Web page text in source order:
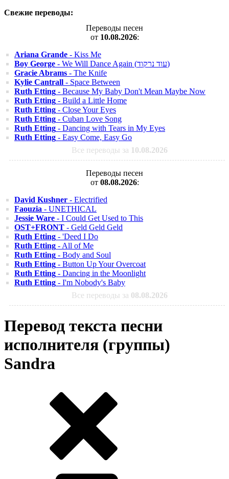
Свежие переводы:
Переводы песен
от 10.08.2026:
Ariana Grande - Kiss Me
Boy George
- We Will Dance Again (עוד נרקוד)
Gracie Abrams - The Knife
Kylie Cantrall - Space Between
Ruth Etting - Because My Baby Don't Mean Maybe Now
Ruth Etting - Build a Little Home
Ruth Etting - Close Your Eyes
Ruth Etting - Cuban Love Song
Ruth Etting - Dancing with Tears in My Eyes
Ruth Etting - Easy Come, Easy Go
Все переводы за 10.08.2026
Переводы песен
от 08.08.2026:
David Kushner - Electrified
Faouzia - UNETHICAL
Jessie Ware - I Could Get Used to This
OST+FRONT - Geld Geld Geld
Ruth Etting - 'Deed I Do
Ruth Etting - All of Me
Ruth Etting - Body and Soul
Ruth Etting - Button Up Your Overcoat
Ruth Etting - Dancing in the Moonlight
Ruth Etting - I'm Nobody's Baby
Все переводы за 08.08.2026
Перевод текста песни
исполнителя (группы)
Sandra